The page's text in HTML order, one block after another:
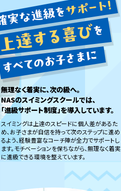
無理なく着実に、次の級へ。
NASのスイミングスクールでは、
「進級サポート制度」を導入しています。
スイミングは上達のスピードに個人差があるた
め、お子さまが自信を持って次のステップに進め
るよう、経験豊富なコーチ陣が全力でサポートし
ます。モチベーションを保ちながら、無理なく着実
に進級できる環境を整えています。